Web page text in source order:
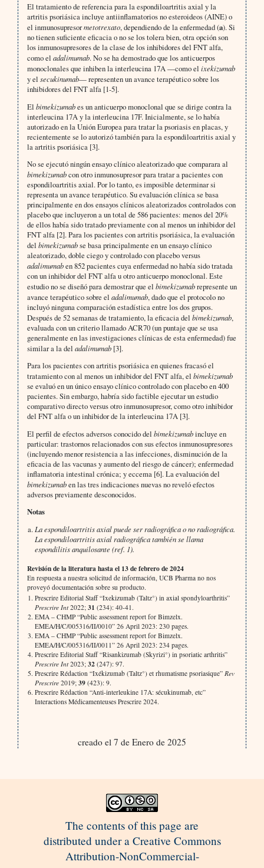
El tratamiento de referencia para la espondiloartritis axial y la
artritis psoriásica incluye antiinflamatorios no esteroideos (AINE) o
el inmunosupresormetotrexato, dependiendo de la enfermedad (a). Si
no tienen suficiente eficacia o no se los tolera bien, otra opción son
los inmunosupresores de la clase de los inhibidores del FNT alfa,
como el adalimumab. No se ha demostrado que los anticuerpos
monoclonales que inhiben la interleucina 17A —como el ixekizumab
y el secukinumab— representen un avance terapéutico sobre los
inhibidores del FNT alfa [1-5].
El bimekizumabes un anticuerpo monoclonal que se dirige contra la
interleucina 17A y la interleucina 17F. Inicialmente, se lo había
autorizado en la Unión Europea para tratar la psoriasis en placas, y
recientemente se lo autorizó también para la espondiloartritis axial y
la artritis psoriásica [3].
No se ejecutó ningún ensayo clínico aleatorizado que comparara al
bimekizumabcon otro inmunosupresor para tratar a pacientes con
espondiloartritis axial. Por lo tanto, es imposible determinar si
representa un avance terapéutico. Su evaluación clínica se basa
principalmente en dos ensayos clínicos aleatorizados controlados con
placebo que incluyeron a un total de 586 pacientes: menos del 20%
de ellos había sido tratado previamente con al menos un inhibidor del
FNT alfa [2]. Para los pacientes con artritis psoriásica, la evaluación
del bimekizumabse basa principalmente en un ensayo clínico
aleatorizado, doble ciego y controlado con placebo versus
adalimumaben 852 pacientes cuya enfermedad no había sido tratada
con un inhibidor del FNT alfa u otro anticuerpo monoclonal. Este
estudio no se diseñó para demostrar que el bimekizumabrepresente un
avance terapéutico sobre el adalimumab, dado que el protocolo no
incluyó ninguna comparación estadística entre los dos grupos.
Después de 52 semanas de tratamiento, la eficacia del bimekizumab,
evaluada con un criterio llamado ACR70 (un puntaje que se usa
generalmente en las investigaciones clínicas de esta enfermedad) fue
similar a la del adalimumab[3].
Para los pacientes con artritis psoriásica en quienes fracasó el
tratamiento con al menos un inhibidor del FNT alfa, el bimekizumab
se evaluó en un único ensayo clínico controlado con placebo en 400
pacientes. Sin embargo, habría sido factible ejecutar un estudio
comparativo directo versus otro inmunosupresor, como otro inhibidor
del FNT alfa o un inhibidor de la interleucina 17A [3].
El perfil de efectos adversos conocido del bimekizumabincluye en
particular: trastornos relacionados con sus efectos inmunosupresores
(incluyendo menor resistencia a las infecciones, disminución de la
eficacia de las vacunas y aumento del riesgo de cáncer); enfermedad
inflamatoria intestinal crónica; y eccema [6]. La evaluación del
bimekizumaben las tres indicaciones nuevas no reveló efectos
adversos previamente desconocidos.
Notas
La espondiloartritis axial puede ser radiográfica o no radiográfica.
La espondiloartritis axial radiográfica también se llama
espondilitis anquilosante (ref. 1).
Revisión de la literatura hasta el 13 de febrero de 2024
En respuesta a nuestra solicitud de información, UCB Pharma no nos
proveyó documentación sobre su producto.
Prescrire Editorial Staff “Ixekizumab (Taltz°) in axial spondyloarthritis”
Prescrire Int2022; 31 (234): 40-41.
EMA – CHMP “Public assessment report for Bimzelx.
EMEA/H/C/005316/II/0010” 26 April 2023: 230 pages.
EMA – CHMP “Public assessment report for Bimzelx.
EMEA/H/C/005316/II/0011” 26 April 2023: 234 pages.
Prescrire Editorial Staff “Risankizumab (Skyrizi°) in psoriatic arthritis”
Prescrire Int2023; 32 (247): 97.
Prescrire Rédaction “Ixékizumab (Taltz°) et rhumatisme psoriasique” Rev
Prescrire 2019; 39 (423): 9.
Prescrire Rédaction “Anti-interleukine 17A: sécukinumab, etc”
Interactions Médicamenteuses Prescrire 2024.
creado el 7 de Enero de 2025
The contents of this page are
distributed under a Creative Commons
Attribution-NonCommercial-